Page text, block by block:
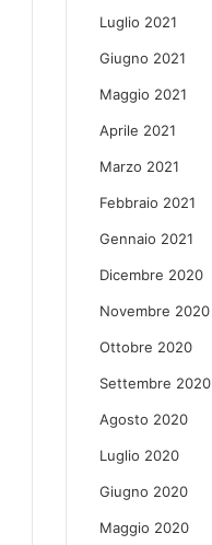
Luglio 2021
Giugno 2021
Maggio 2021
Aprile 2021
Marzo 2021
Febbraio 2021
Gennaio 2021
Dicembre 2020
Novembre 2020
Ottobre 2020
Settembre 2020
Agosto 2020
Luglio 2020
Giugno 2020
Maggio 2020